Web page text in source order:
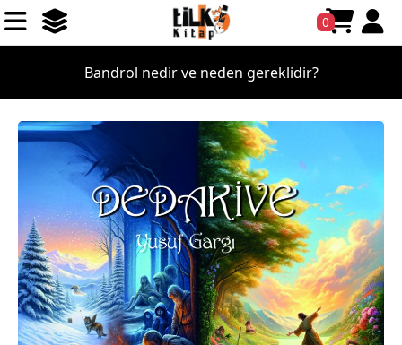
0
Kitap satışlarından ne kadar gelir elde ederim?